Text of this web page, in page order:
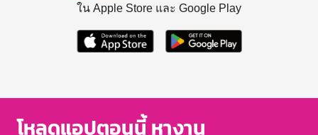
ใน Apple Store และ Google Play
โหลดแอปตอนนี้ หางาน